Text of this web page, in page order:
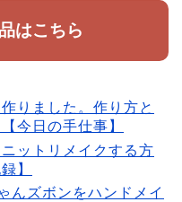
はこちら
りました。作り方と
今日の手仕事】
ットリメイクする方
】
んズボンをハンドメイ